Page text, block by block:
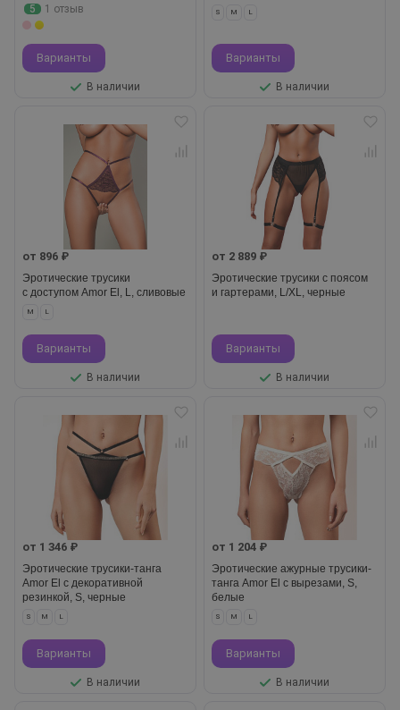
5
1 отзыв
Варианты
В наличии
S M L
Варианты
В наличии
от 896 ₽
Эротические трусики
с доступом Amor El, L, сливовые
M L
Варианты
В наличии
от 2 889 ₽
Эротические трусики с поясом
и гартерами, L/XL, черные
Варианты
В наличии
от 1 346 ₽
Эротические трусики-танга
Amor El с декоративной
резинкой, S, черные
S M L
Варианты
В наличии
от 1 204 ₽
Эротические ажурные трусики-
танга Amor El с вырезами, S,
белые
S M L
Варианты
В наличии